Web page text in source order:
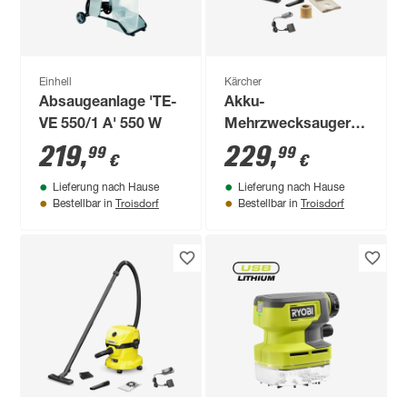
Einhell
Absaugeanlage 'TE-
VE 550/1 A' 550 W
219,99 €
Lieferung nach Hause
Bestellbar in Troisdorf
Kärcher
Akku-
Mehrzwecksauger
'WD 3 Battery Set'
36 V 2,5 Ah
229,99 €
Lieferung nach Hause
Bestellbar in Troisdorf